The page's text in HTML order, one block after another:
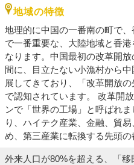
地域の特徴
地理的に中国の一番南の町で
で一番重要な、大陸地域と香
なります。中国最初の改革開
間に、目立たない小漁村から
展してきており、「改革開放
で認知されています。 改革開
ンで「世界の工場」と呼ばれ
り、ハイテク産業、金融、貿
め、第三産業に転換する先頭の
外来人口が80%を超える、「